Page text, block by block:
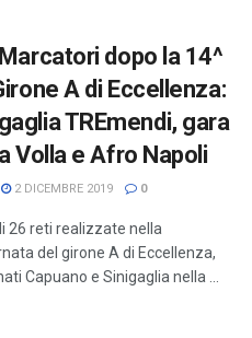
dopo la 14^
A di Eccellenza:
TREmendi, gara
Volla e Afro Napoli
2 DICEMBRE 2019 0
26 reti realizzate nella
del girone A di Eccellenza,
Capuano e Sinigaglia nella ...